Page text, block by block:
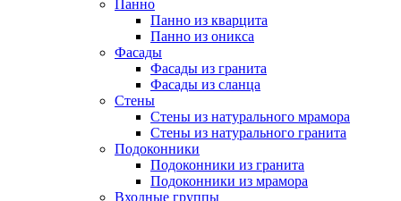
Панно
Панно из кварцита
Панно из оникса
Фасады
Фасады из гранита
Фасады из сланца
Стены
Стены из натурального мрамора
Стены из натурального гранита
Подоконники
Подоконники из гранита
Подоконники из мрамора
Входные группы